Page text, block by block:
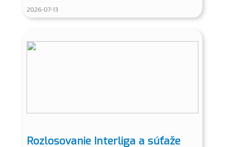
2026-07-13
Rozlosovanie Interliga a súťaže